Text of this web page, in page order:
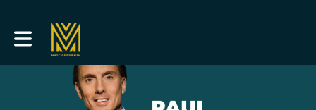
Toggle main navigation